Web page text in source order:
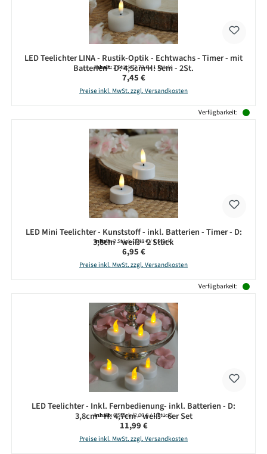
LED Teelichter LINA - Rustik-Optik - Echtwachs - Timer - mit
Batterien - D: 4,5cm H: 5cm - 2St.
Inhalt:2 Stück(3,73 € / 1 Stück)
Regulärer Preis:
7,45 €
Preise inkl. MwSt. zzgl. Versandkosten
Verfügbarkeit:
LED Mini Teelichter - Kunststoff - inkl. Batterien - Timer - D:
3,8cm - weiß - 2 Stück
Inhalt:2 Stück(3,48 € / 1 Stück)
Regulärer Preis:
6,95 €
Preise inkl. MwSt. zzgl. Versandkosten
Verfügbarkeit:
LED Teelichter - Inkl. Fernbedienung- inkl. Batterien - D:
3,8cm - H: 4,7cm - weiß - 6er Set
Inhalt:6 Stück(2,00 € / 1 Stück)
Regulärer Preis:
11,99 €
Preise inkl. MwSt. zzgl. Versandkosten